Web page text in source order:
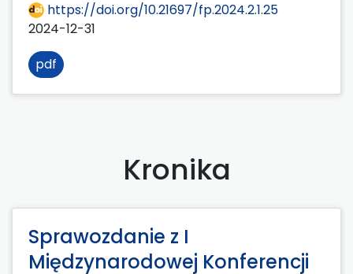
https://doi.org/10.21697/fp.2024.2.1.25
2024-12-31
pdf
Kronika
Sprawozdanie z I
Międzynarodowej Konferencji